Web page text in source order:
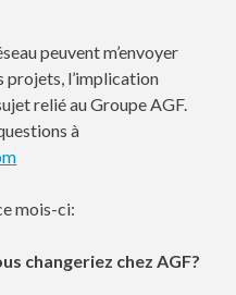
peuvent m’envoyer
projets, l’implication
relié au Groupe AGF.
à
mois-ci:
changeriez chez AGF?